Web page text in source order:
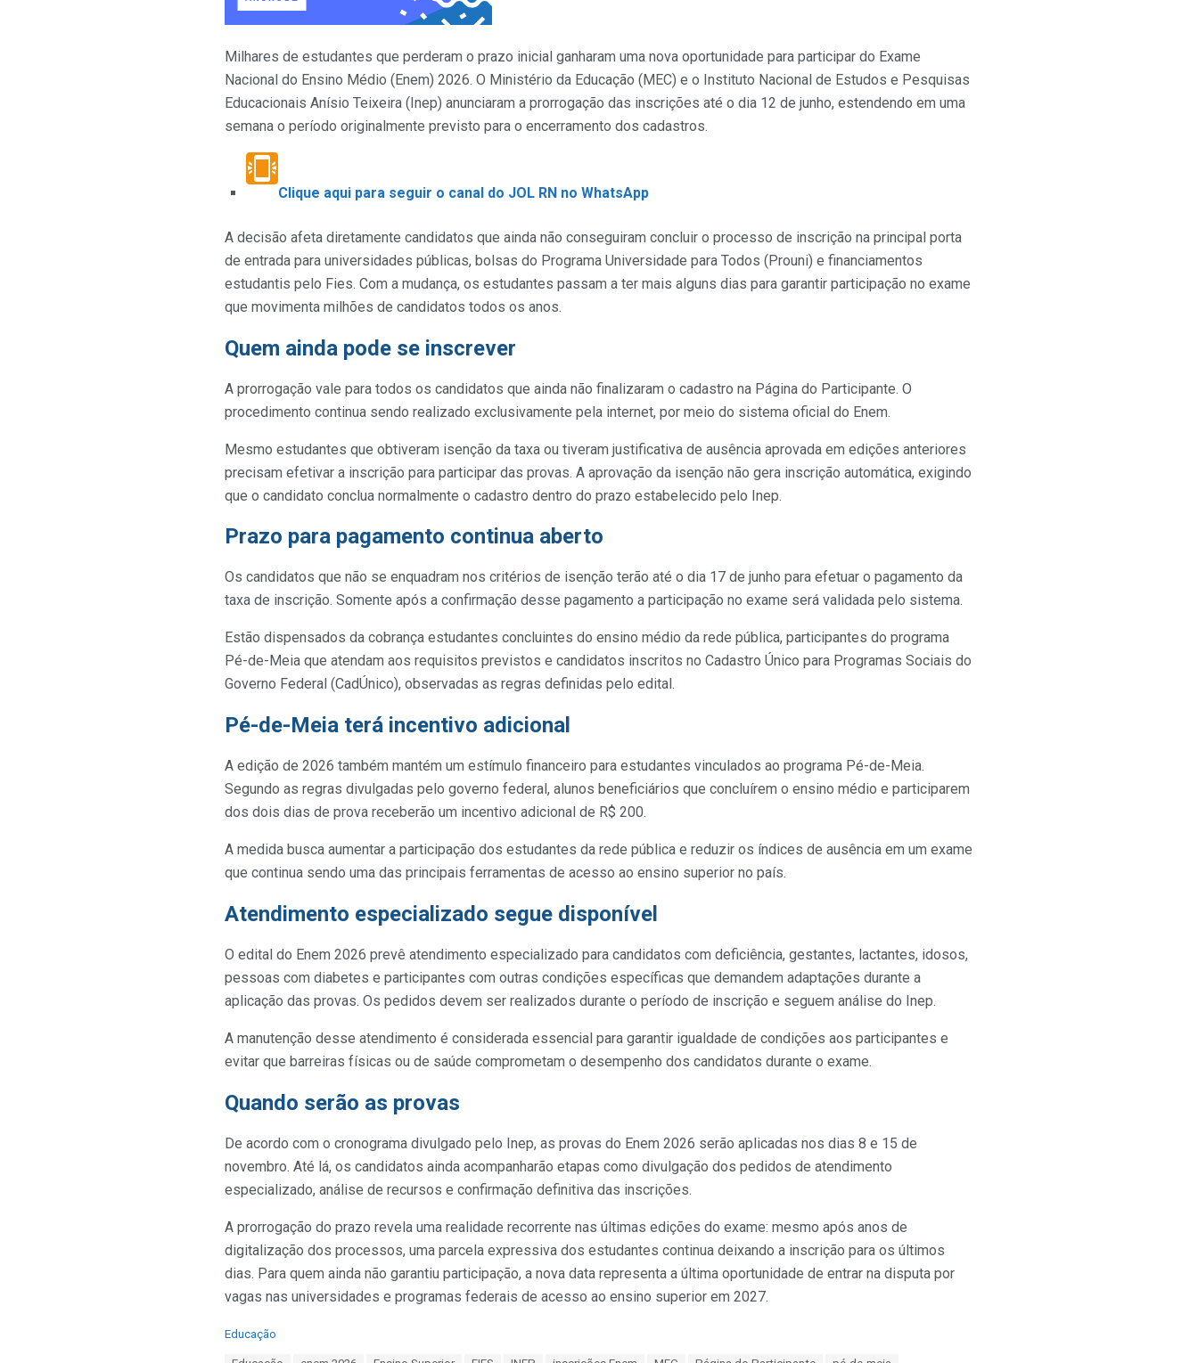
Milhares de estudantes que perderam o prazo inicial ganharam uma nova oportunidade para participar do Exame
Nacional do Ensino Médio (Enem) 2026. O Ministério da Educação (MEC) e o Instituto Nacional de Estudos e Pesquisas
Educacionais Anísio Teixeira (Inep) anunciaram a prorrogação das inscrições até o dia 12 de junho, estendendo em uma
semana o período originalmente previsto para o encerramento dos cadastros.
Clique aqui para seguir o canal do JOL RN no WhatsApp
A decisão afeta diretamente candidatos que ainda não conseguiram concluir o processo de inscrição na principal porta
de entrada para universidades públicas, bolsas do Programa Universidade para Todos (Prouni) e financiamentos
estudantis pelo Fies. Com a mudança, os estudantes passam a ter mais alguns dias para garantir participação no exame
que movimenta milhões de candidatos todos os anos.
Quem ainda pode se inscrever
A prorrogação vale para todos os candidatos que ainda não finalizaram o cadastro na Página do Participante. O
procedimento continua sendo realizado exclusivamente pela internet, por meio do sistema oficial do Enem.
Mesmo estudantes que obtiveram isenção da taxa ou tiveram justificativa de ausência aprovada em edições anteriores
precisam efetivar a inscrição para participar das provas. A aprovação da isenção não gera inscrição automática, exigindo
que o candidato conclua normalmente o cadastro dentro do prazo estabelecido pelo Inep.
Prazo para pagamento continua aberto
Os candidatos que não se enquadram nos critérios de isenção terão até o dia 17 de junho para efetuar o pagamento da
taxa de inscrição. Somente após a confirmação desse pagamento a participação no exame será validada pelo sistema.
Estão dispensados da cobrança estudantes concluintes do ensino médio da rede pública, participantes do programa
Pé-de-Meia que atendam aos requisitos previstos e candidatos inscritos no Cadastro Único para Programas Sociais do
Governo Federal (CadÚnico), observadas as regras definidas pelo edital.
Pé-de-Meia terá incentivo adicional
A edição de 2026 também mantém um estímulo financeiro para estudantes vinculados ao programa Pé-de-Meia.
Segundo as regras divulgadas pelo governo federal, alunos beneficiários que concluírem o ensino médio e participarem
dos dois dias de prova receberão um incentivo adicional de R$ 200.
A medida busca aumentar a participação dos estudantes da rede pública e reduzir os índices de ausência em um exame
que continua sendo uma das principais ferramentas de acesso ao ensino superior no país.
Atendimento especializado segue disponível
O edital do Enem 2026 prevê atendimento especializado para candidatos com deficiência, gestantes, lactantes, idosos,
pessoas com diabetes e participantes com outras condições específicas que demandem adaptações durante a
aplicação das provas. Os pedidos devem ser realizados durante o período de inscrição e seguem análise do Inep.
A manutenção desse atendimento é considerada essencial para garantir igualdade de condições aos participantes e
evitar que barreiras físicas ou de saúde comprometam o desempenho dos candidatos durante o exame.
Quando serão as provas
De acordo com o cronograma divulgado pelo Inep, as provas do Enem 2026 serão aplicadas nos dias 8 e 15 de
novembro. Até lá, os candidatos ainda acompanharão etapas como divulgação dos pedidos de atendimento
especializado, análise de recursos e confirmação definitiva das inscrições.
A prorrogação do prazo revela uma realidade recorrente nas últimas edições do exame: mesmo após anos de
digitalização dos processos, uma parcela expressiva dos estudantes continua deixando a inscrição para os últimos
dias. Para quem ainda não garantiu participação, a nova data representa a última oportunidade de entrar na disputa por
vagas nas universidades e programas federais de acesso ao ensino superior em 2027.
C
Educação